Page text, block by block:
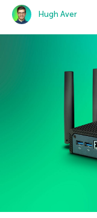
Hugh Aver